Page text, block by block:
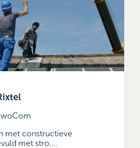
woCom
met constructieve
met stro....